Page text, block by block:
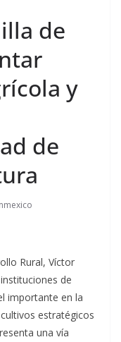
de
y
de
Rural, Víctor
de
importante en la
estratégicos
una vía